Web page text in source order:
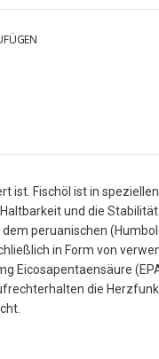
ist. Fischöl ist in speziellen
und die
dem peruanischen
in Form von
Eicosapentaensäure
die